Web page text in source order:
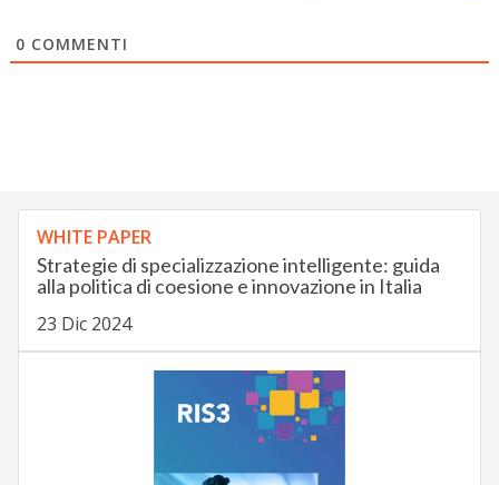
0 COMMENTI
WHITE PAPER
Strategie di specializzazione intelligente: guida
alla politica di coesione e innovazione in Italia
23 Dic 2024